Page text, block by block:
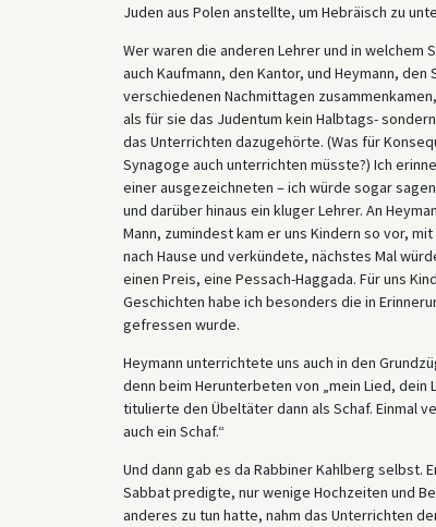
Juden aus Polen anstellte, um Hebräisch zu
Wer waren die anderen Lehrer und in welchem
auch Kaufmann, den Kantor, und Heymann,
verschiedenen Nachmittagen
als für sie das Judentum kein Halbtags-
das Unterrichten dazugehörte. (Was für
Synagoge auch unterrichten müsste?) Ich
einer ausgezeichneten – ich würde sogar
und darüber hinaus ein kluger Lehrer. An
Mann, zumindest kam er uns Kindern so vor,
nach Hause und verkündete, nächstes Mal
einen Preis, eine Pessach-Haggada. Für uns
Geschichten habe ich besonders die in
gefressen wurde.
Heymann unterrichtete uns auch in den
denn beim Herunterbeten von „mein Lied,
titulierte den Übeltäter dann als Schaf. Einmal
auch ein Schaf.“
Und dann gab es da Rabbiner Kahlberg
Sabbat predigte, nur wenige Hochzeiten und
anderes zu tun hatte, nahm das Unterrichten